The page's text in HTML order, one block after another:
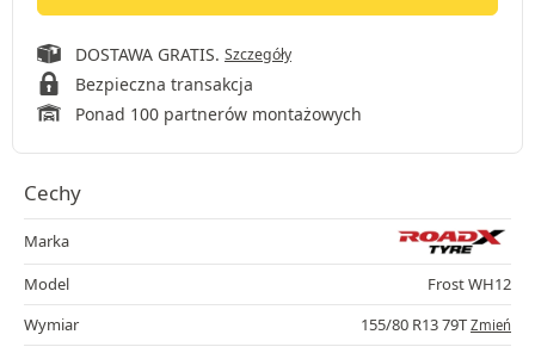
DOSTAWA GRATIS. Szczegóły
Bezpieczna transakcja
Ponad 100 partnerów montażowych
Cechy
Marka
Model
Frost WH12
Wymiar
155/80 R13 79T Zmień